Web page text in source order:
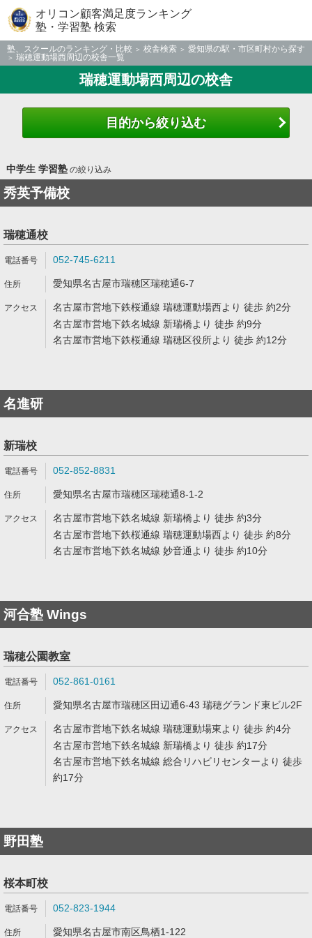
オリコン顧客満足度ランキング
塾・学習塾 検索
塾、スクールのランキング・比較 校舎検索
愛知県の駅・市区町村から探す
瑞穂運動場西周辺の校舎一覧
瑞穂運動場西周辺の校舎
目的から絞り込む
中学生 学習塾の絞り込み
秀英予備校
瑞穂通校
052-745-6211
愛知県名古屋市瑞穂区瑞穂通6-7
名古屋市営地下鉄桜通線 瑞穂運動場西より 徒歩 約2分
名古屋市営地下鉄名城線 新瑞橋より 徒歩 約9分
名古屋市営地下鉄桜通線 瑞穂区役所より 徒歩 約12分
名進研
新瑞校
052-852-8831
愛知県名古屋市瑞穂区瑞穂通8-1-2
名古屋市営地下鉄名城線 新瑞橋より 徒歩 約3分
名古屋市営地下鉄桜通線 瑞穂運動場西より 徒歩 約8分
名古屋市営地下鉄名城線 妙音通より 徒歩 約10分
河合塾 Wings
瑞穂公園教室
052-861-0161
愛知県名古屋市瑞穂区田辺通6-43 瑞穂グランド東ビル2F
名古屋市営地下鉄名城線 瑞穂運動場東より 徒歩 約4分
名古屋市営地下鉄名城線 新瑞橋より 徒歩 約17分
名古屋市営地下鉄名城線 総合リハビリセンターより 徒歩
約17分
野田塾
桜本町校
052-823-1944
愛知県名古屋市南区鳥栖1-122